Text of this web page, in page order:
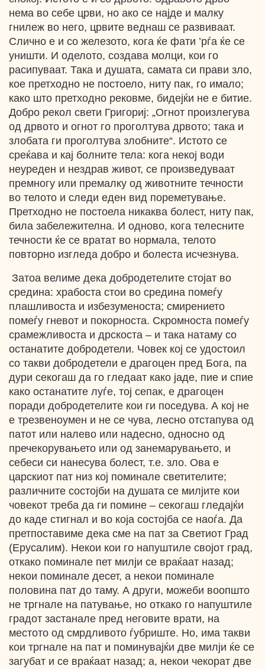
нема во себе црви, но ако се најде и малку
гнилеж во него, црвите веднаш се развиваат.
Слично е и со железото, кога ќе фати ’рѓа ќе се
уништи. И оделото, создава молци, кои го
расипуваат. Така и душата, самата си прави зло,
кое претходно не постоело, ниту пак, го имало;
како што претходно рековме, бидејќи не е битие.
Добро рекол свети Григориј: „Огнот произлегува
од дрвото и огнот го проголтува дрвото; така и
злобата ги проголтува злобните“. Истото се
среќава и кај болните тела: кога некој води
неуреден и нездрав живот, се произведуваат
премногу или премалку од животните течности
во телото и следи еден вид пореметување.
Претходно не постоела никаква болест, ниту пак,
била забележителна. И одново, кога телесните
течности ќе се вратат во нормала, телото
повторно изгледа добро и болеста исчезнува.
Затоа велиме дека добродетелите стојат во
средина: храбоста стои во средина помеѓу
плашливоста и избезуменоста; смирението
помеѓу гневот и покорноста. Скромноста помеѓу
срамежливоста и дрскоста – и така натаму со
останатите добродетели. Човек кој се удостоил
со такви добродетели е драгоцен пред Бога, па
дури секогаш да го гледаат како јаде, пие и спие
како останатите луѓе, тој сепак, е драгоцен
поради добродетелите кои ги поседува. А кој не
е трезвеноумен и не се чува, лесно отстапува од
патот или налево или надесно, односно од
пречекорувањето или од занемарувањето, и
себеси си нанесува болест, т.е. зло. Ова е
царскиот пат низ кој поминале светителите;
различните состојби на душата се милјите кои
човекот треба да ги помине – секогаш гледајќи
до каде стигнал и во која состојба се наоѓа. Да
претпоставиме дека сме на пат за Светиот Град
(Ерусалим). Некои кои го напуштиле својот град,
откако поминале пет милји се враќаат назад;
некои поминале десет, а некои поминале
половина пат до таму. А други, можеби воопшто
не тргнале на патување, но откако го напуштиле
градот застанале пред неговите врати, на
местото од смрдливото ѓубриште. Но, има такви
кои тргнале на пат и поминувајќи две милји ќе се
загубат и се враќаат назад; а, некои чекорат две